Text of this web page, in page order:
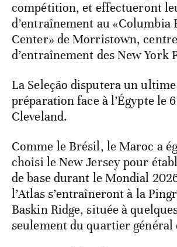
compétition, et effectueront
d’entraînement au «Columbia
Center» de Morristown, centre
d’entraînement des New York
La Seleção disputera un
préparation face à l’Égypte le
Cleveland.
Comme le Brésil, le Maroc a
choisi le New Jersey pour
de base durant le Mondial
l’Atlas s’entraîneront à la
Baskin Ridge, située à
seulement du quartier général